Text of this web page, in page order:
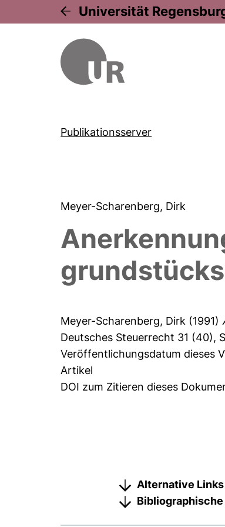
Universität
Publikationsserver
Meyer-Scharenberg, Dirk
Meyer-Scharenberg, Dirk (1991)
Deutsches Steuerrecht 31 (40),
Veröffentlichungsdatum dieses
Artikel
DOI zum Zitieren dieses
Alternative